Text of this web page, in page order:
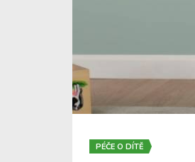
PÉČE O DÍTĚ